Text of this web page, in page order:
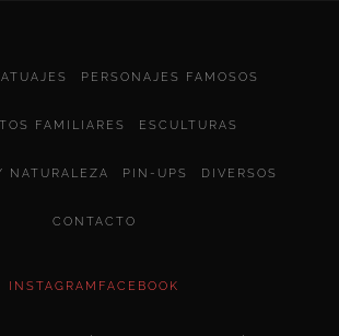
PERSONAJES FAMOSOS
FAMILIARES ESCULTURAS
NATURALEZA PIN-UPS DIVERSOS
CONTACTO
INSTAGRAM FACEBOOK